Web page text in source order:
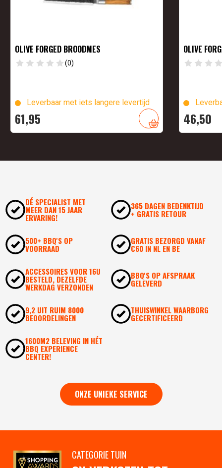
OLIVE FORGED BROODMES
(0)
Leverbaar met iets langere levertijd
61,95
OLIVE
46,50
DÉ SPECIALIST MET
MEER DAN 15 JAAR
ERVARING!
365 DAGEN BEDENKTIJD
+ GRATIS RETOUR
500+ BBQ'S OP
VOORRAAD
GRATIS BEZORGD VANAF
€60 IN NL EN BE
ACCESSOIRES VOOR 16U
BESTELD, DEZELFDE
WERKDAG VERZONDEN
BBQ'S OP AFSPRAAK
GELEVERD
9,2 UIT RUIM 8000
BEOORDELINGEN
THUISWINKEL WAARBORG
GECERTIFICEERD
1600M2 BELEVING IN HÉT
BBQ EXPERIENCE
CENTER!
ONZE UNIEKE SERVICE
CATEGORIE TUIN